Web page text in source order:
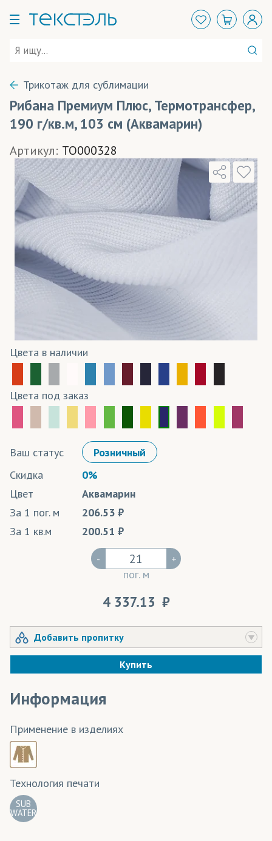
Трикотаж для сублимации
Рибана Премиум Плюс, Термотрансфер,
190 г/кв.м, 103 см (Аквамарин)
Артикул: TO000328
Цвета в наличии
Цвета под заказ
Ваш статус
Розничный
Скидка
0%
Цвет
Аквамарин
За 1 пог. м
206.53
За 1 кв.м
200.51
-
пог. м
+
4 337.13
Добавить пропитку
Купить
Информация
Применение в изделиях
Технология печати
SUB
WATER